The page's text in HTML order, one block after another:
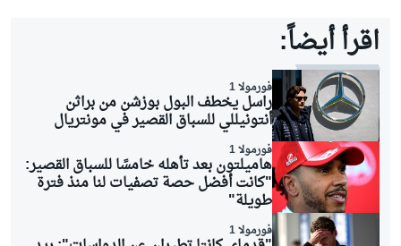
اقرأ أيضاً:
فورمولا 1
راسل يخطف البول بوزشن من براثن
أنتونيللي للسباق القصير في مونتريال
فورمولا 1
هاميلتون بعد تأهله خامسًا للسباق القصير:
"كانت أفضل حصة تصفيات لنا منذ فترة
طويلة"
فورمولا 1